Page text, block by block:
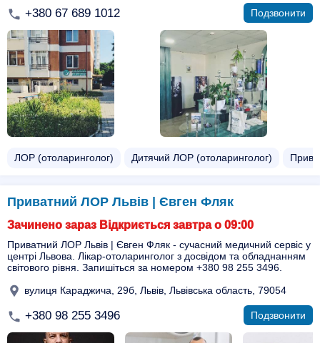
+380 67 689 1012 Подзвонити
ЛОР (отоларинголог) Дитячий ЛОР (отоларинголог)
Приватний ЛОР Львів | Євген Фляк
Зачинено зараз Відкриється завтра о 09:00
Приватний ЛОР Львів | Євген Фляк - сучасний медичний сервіс у
центрі Львова. Лікар-отоларинголог з досвідом та обладнанням
світового рівня. Запишіться за номером +380 98 255 3496.
вулиця Караджича, 29б, Львів, Львівська область, 79054
+380 98 255 3496 Подзвонити